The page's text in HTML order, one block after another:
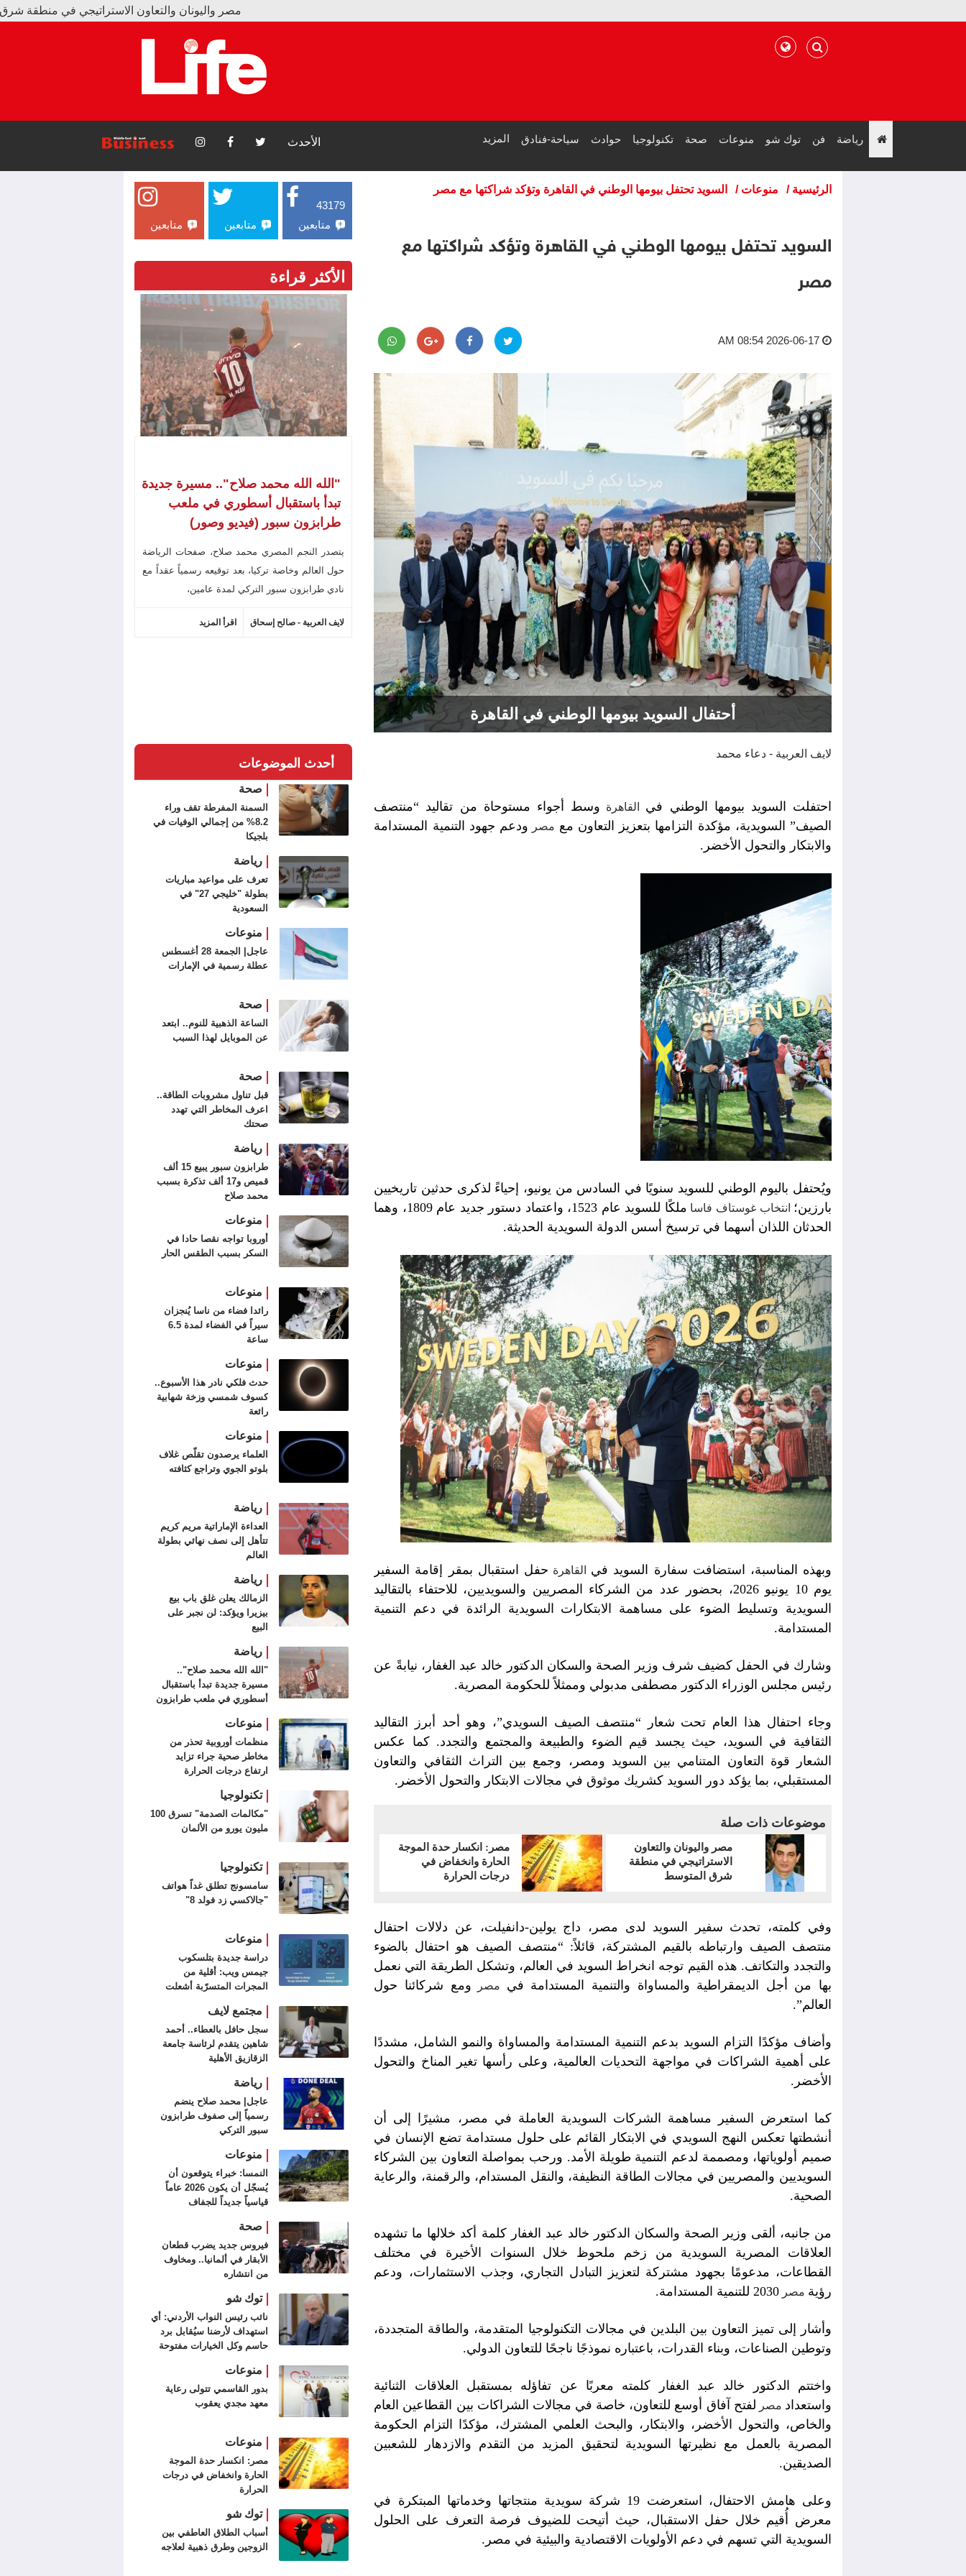
مصر واليونان والتعاون الاستراتيجي في منطقة شرق المتوسط
رياضة فن توك شو منوعات صحة تكنولوجيا حوادث سياحة-فنادق المزيد الأحدث
الرئيسية / منوعات / السويد تحتفل بيومها الوطني في القاهرة وتؤكد شراكتها مع مصر
السويد تحتفل بيومها الوطني في القاهرة وتؤكد شراكتها مع
مصر
2026-06-17 08:54 AM
أحتفال السويد بيومها الوطني في القاهرة
لايف العربية - دعاء محمد
احتفلت السويد بيومها الوطني في القاهرة وسط أجواء مستوحاة من تقاليد “منتصف
الصيف” السويدية، مؤكدة التزامها بتعزيز التعاون مع مصر ودعم جهود التنمية المستدامة
والابتكار والتحول الأخضر.
ويُحتفل باليوم الوطني للسويد سنويًا في السادس من يونيو، إحياءً لذكرى حدثين تاريخيين
بارزين؛
انتخاب غوستاف فاسا
ملكًا للسويد عام 1523، واعتماد دستور جديد عام 1809، وهما
الحدثان اللذان أسهما في ترسيخ أسس الدولة السويدية الحديثة.
وبهذه المناسبة، استضافت سفارة السويد في القاهرة حفل استقبال بمقر إقامة السفير
يوم 10 يونيو 2026، بحضور عدد من الشركاء المصريين والسويديين، للاحتفاء بالتقاليد
السويدية وتسليط الضوء على مساهمة الابتكارات السويدية الرائدة في دعم التنمية
المستدامة.
وشارك في الحفل كضيف شرف وزير الصحة والسكان الدكتور خالد عبد الغفار، نيابةً عن
رئيس مجلس الوزراء الدكتور مصطفى مدبولي وممثلاً للحكومة المصرية.
وجاء احتفال هذا العام تحت شعار “منتصف الصيف السويدي”، وهو أحد أبرز التقاليد
الثقافية في السويد، حيث يجسد قيم الضوء والطبيعة والمجتمع والتجدد. كما عكس
الشعار قوة التعاون المتنامي بين السويد ومصر، وجمع بين التراث الثقافي والتعاون
المستقبلي، بما يؤكد دور السويد كشريك موثوق في مجالات الابتكار والتحول الأخضر.
موضوعات ذات صلة
مصر واليونان والتعاون
الاستراتيجي في منطقة
شرق المتوسط
مصر: انكسار حدة الموجة
الحارة وانخفاض في
درجات الحرارة
وفي كلمته، تحدث سفير السويد لدى مصر، داج يولين-دانفيلت، عن دلالات احتفال
منتصف الصيف وارتباطه بالقيم المشتركة، قائلاً: “منتصف الصيف هو احتفال بالضوء
والتجدد والتكاتف. هذه القيم توجه انخراط السويد في العالم، وتشكل الطريقة التي نعمل
بها من أجل الديمقراطية والمساواة والتنمية المستدامة في مصر ومع شركائنا حول
العالم”.
وأضاف مؤكدًا التزام السويد بدعم التنمية المستدامة والمساواة والنمو الشامل، مشددًا
على أهمية الشراكات في مواجهة التحديات العالمية، وعلى رأسها تغير المناخ والتحول
الأخضر.
كما استعرض السفير مساهمة الشركات السويدية العاملة في مصر، مشيرًا إلى أن
أنشطتها تعكس النهج السويدي في الابتكار القائم على حلول مستدامة تضع الإنسان في
صميم أولوياتها، ومصممة لدعم التنمية طويلة الأمد. ورحب بمواصلة التعاون بين الشركاء
السويديين والمصريين في مجالات الطاقة النظيفة، والنقل المستدام، والرقمنة، والرعاية
الصحية.
من جانبه، ألقى وزير الصحة والسكان الدكتور خالد عبد الغفار كلمة أكد خلالها ما تشهده
العلاقات المصرية السويدية من زخم ملحوظ خلال السنوات الأخيرة في مختلف
القطاعات، مدعومًا بجهود مشتركة لتعزيز التبادل التجاري، وجذب الاستثمارات، ودعم
رؤية مصر 2030 للتنمية المستدامة.
وأشار إلى تميز التعاون بين البلدين في مجالات التكنولوجيا المتقدمة، والطاقة المتجددة،
وتوطين الصناعات، وبناء القدرات، باعتباره نموذجًا ناجحًا للتعاون الدولي.
واختتم الدكتور خالد عبد الغفار كلمته معربًا عن تفاؤله بمستقبل العلاقات الثنائية
واستعداد مصر لفتح آفاق أوسع للتعاون، خاصة في مجالات الشراكات بين القطاعين العام
والخاص، والتحول الأخضر، والابتكار، والبحث العلمي المشترك، مؤكدًا التزام الحكومة
المصرية بالعمل مع نظيرتها السويدية لتحقيق المزيد من التقدم والازدهار للشعبين
الصديقين.
وعلى هامش الاحتفال، استعرضت 19 شركة سويدية منتجاتها وخدماتها المبتكرة في
معرض أُقيم خلال حفل الاستقبال، حيث أتيحت للضيوف فرصة التعرف على الحلول
السويدية التي تسهم في دعم الأولويات الاقتصادية والبيئية في مصر.
43179
متابعين
متابعين متابعين
الأكثر قراءة
"الله الله محمد صلاح".. مسيرة جديدة
تبدأ باستقبال أسطوري في ملعب
طرابزون سبور (فيديو وصور)
يتصدر النجم المصري محمد صلاح، صفحات الرياضة
حول العالم وخاصة تركيا، بعد توقيعه رسمياً عقداً مع
نادي طرابزون سبور التركي لمدة عامين،
لايف العربية - صالح إسحاق اقرأ المزيد
أحدث الموضوعات
صحة
السمنة المفرطة تقف وراء
8.2% من إجمالي الوفيات في
بلجيكا
رياضة
تعرف على مواعيد مباريات
بطولة "خليجي 27" في
السعودية
منوعات
عاجل| الجمعة 28 أغسطس
عطلة رسمية في الإمارات
صحة
الساعة الذهبية للنوم.. ابتعد
عن الموبايل لهذا السبب
صحة
قبل تناول مشروبات الطاقة..
اعرف المخاطر التي تهدد
صحتك
رياضة
طرابزون سبور يبيع 15 ألف
قميص و17 ألف تذكرة بسبب
محمد صلاح
منوعات
أوروبا تواجه نقصا حادا في
السكر بسبب الطقس الحار
منوعات
رائدا فضاء من ناسا يُنجزان
سيراً في الفضاء لمدة 6.5
ساعة
منوعات
حدث فلكي نادر هذا الأسبوع..
كسوف شمسي وزخة شهابية
رائعة
منوعات
العلماء يرصدون تقلّص غلاف
بلوتو الجوي وتراجع كثافته
رياضة
العداءة الإماراتية مريم كريم
تتأهل إلى نصف نهائي بطولة
العالم
رياضة
الزمالك يعلن غلق باب بيع
بيزيرا ويؤكد: لن نجبر على
البيع
رياضة
"الله الله محمد صلاح"..
مسيرة جديدة تبدأ باستقبال
أسطوري في ملعب طرابزون
منوعات
منظمات أوروبية تحذر من
مخاطر صحية جراء تزايد
ارتفاع درجات الحرارة
تكنولوجيا
"مكالمات الصدمة" تسرق 100
مليون يورو من الألمان
تكنولوجيا
سامسونج تطلق غداً هواتف
"جالاكسي زد فولد 8"
منوعات
دراسة جديدة بتلسكوب
جيمس ويب: أقلية من
المجرات المتسرّبة أشعلت
مجتمع لايف
سجل حافل بالعطاء.. أحمد
شاهين يتقدم لرئاسة جامعة
الزقازيق الأهلية
رياضة
عاجل| محمد صلاح ينضم
رسمياً إلى صفوف طرابزون
سبور التركي
منوعات
النمسا: خبراء يتوقعون أن
يُسجّل أن يكون 2026 عاماً
قياسياً جديداً للجفاف
صحة
فيروس جديد يضرب قطعان
الأبقار في ألمانيا.. ومخاوف
من انتشاره
توك شو
نائب رئيس النواب الأردني: أي
استهداف لأرضنا سيُقابل برد
حاسم وكل الخيارات مفتوحة
منوعات
بدور القاسمي تتولى رعاية
معهد مجدي يعقوب
منوعات
مصر: انكسار حدة الموجة
الحارة وانخفاض في درجات
الحرارة
توك شو
أسباب الطلاق العاطفي بين
الزوجين وطرق ذهبية لعلاجه